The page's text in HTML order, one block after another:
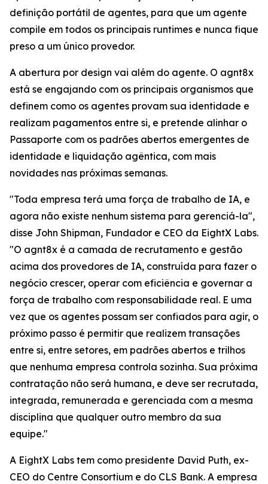
definição portátil de agentes, para que um agente
compile em todos os principais runtimes e nunca fique
preso a um único provedor.
A abertura por design vai além do agente. O agnt8x
está se engajando com os principais organismos que
definem como os agentes provam sua identidade e
realizam pagamentos entre si, e pretende alinhar o
Passaporte com os padrões abertos emergentes de
identidade e liquidação agêntica, com mais
novidades nas próximas semanas.
"Toda empresa terá uma força de trabalho de IA, e
agora não existe nenhum sistema para gerenciá-la",
disse John Shipman, Fundador e CEO da EightX Labs.
"O agnt8x é a camada de recrutamento e gestão
acima dos provedores de IA, construída para fazer o
negócio crescer, operar com eficiência e governar a
força de trabalho com responsabilidade real. E uma
vez que os agentes possam ser confiados para agir, o
próximo passo é permitir que realizem transações
entre si, entre setores, em padrões abertos e trilhos
que nenhuma empresa controla sozinha. Sua próxima
contratação não será humana, e deve ser recrutada,
integrada, remunerada e gerenciada com a mesma
disciplina que qualquer outro membro da sua
equipe."
A EightX Labs tem como presidente David Puth, ex-
CEO do Centre Consortium e do CLS Bank. A empresa